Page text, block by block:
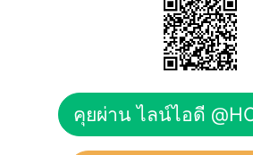
คุยผ่าน ไลน์ไอดี